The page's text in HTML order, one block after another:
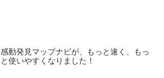
感動発見マップナビが、もっと速く、もっ
と使いやすくなりました！